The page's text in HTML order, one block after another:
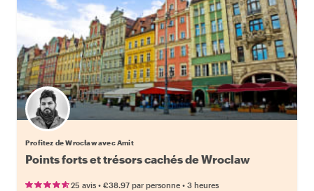
Profitez de Wrocław avec Amit
Points forts et trésors cachés de Wroclaw
25 avis • €38.97 par personne • 3 heures